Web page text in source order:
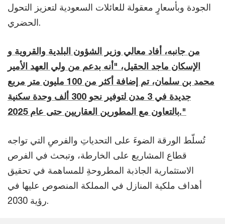
الجودة وبأسعارٍ معقولة للعائلات السعودية لتعزيز التحول
الحضري.
من جانبه، أفاد معالي وزير الشؤون البلدية والقروية و
الإسكان ماجد الحقيل، "أنه بدعم من ولي العهد الأمير
محمد بن سلمان، تم إضافة أكثر من 100 مليون متر مربع
جديدة في 3 مدن لتوفير نحو 300 ألف وحدة سكنية
بالتعاون مع المطورين العقاريين حتى عام 2025."
تُسلّط الورقة الضوءَ على التحدياتِ والفرصِ التي تواجه
قطاع المشاريع على الخارطة، وتبحث في الفرص
الاستثمارية الجاذبة المطروحةِ للمساهمة في تحقيق
أهداف ملكية المنازل في المملكة المنصوص عليها في
رؤية 2030.